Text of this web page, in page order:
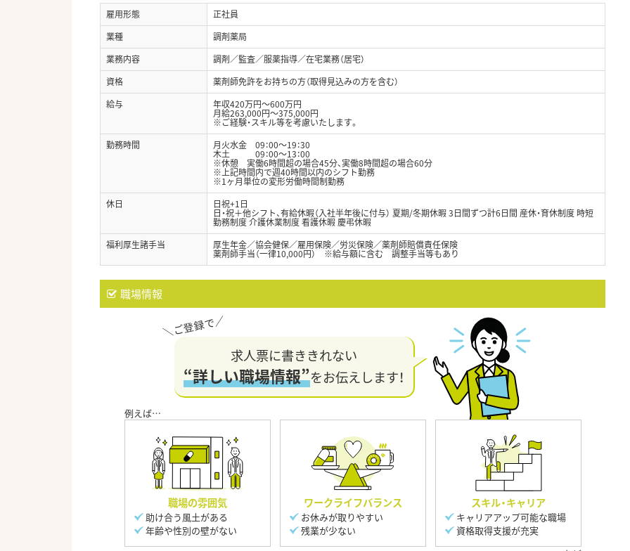
雇用形態
正社員
業種
調剤薬局
業務内容
調剤／監査／服薬指導／在宅業務（居宅）
資格
薬剤師免許をお持ちの方（取得見込みの方を含む）
給与
年収420万円～600万円
月給263,000円～375,000円
※ご経験・スキル等を考慮いたします。
勤務時間
月火水金 09：00～19：30
木土 09：00～13：00
※休憩 実働6時間超の場合45分、実働8時間超の場合60分
※上記時間内で週40時間以内のシフト勤務
※1ヶ月単位の変形労働時間制勤務
休日
日祝+1日
日・祝＋他シフト、有給休暇（入社半年後に付与） 夏期/冬期休暇 3日間ずつ計6日間 産休・育休制度 時短
勤務制度 介護休業制度 看護休暇 慶弔休暇
福利厚生諸手当
厚生年金／協会健保／雇用保険／労災保険／薬剤師賠償責任保険
薬剤師手当（一律10,000円） ※給与額に含む 調整手当等もあり
職場情報
求人票に書ききれない
“詳しい職場情報”をお伝えします！
職場の雰囲気
助け合う風土がある
年齢や性別の壁がない
ワークライフバランス
お休みが取りやすい
残業が少ない
スキル・キャリア
キャリアアップ可能な職場
資格取得支援が充実